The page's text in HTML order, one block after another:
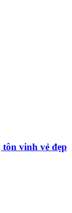
vinh vẻ đẹp